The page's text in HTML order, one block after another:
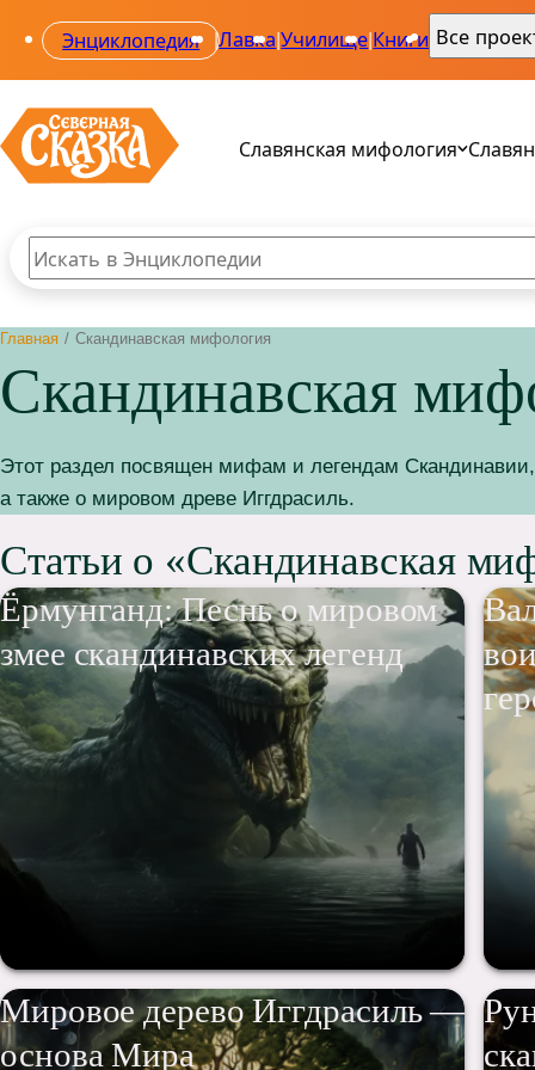
Энциклопедия |Лавка|Училище|Книги Все
Славянская мифология
Поиск по сайту
Введите текст и нажмите кнопку «Найти», чтобы
Главная / Скандинавская мифология
Скандинавская
Этот раздел посвящен мифам и легендам
а также о мировом древе Иггдрасиль.
Статьи о «Скандинавская
Ёрмунганд: Песнь о мировом
змее скандинавских легенд
Мировое дерево Иггдрасиль —
основа Мира